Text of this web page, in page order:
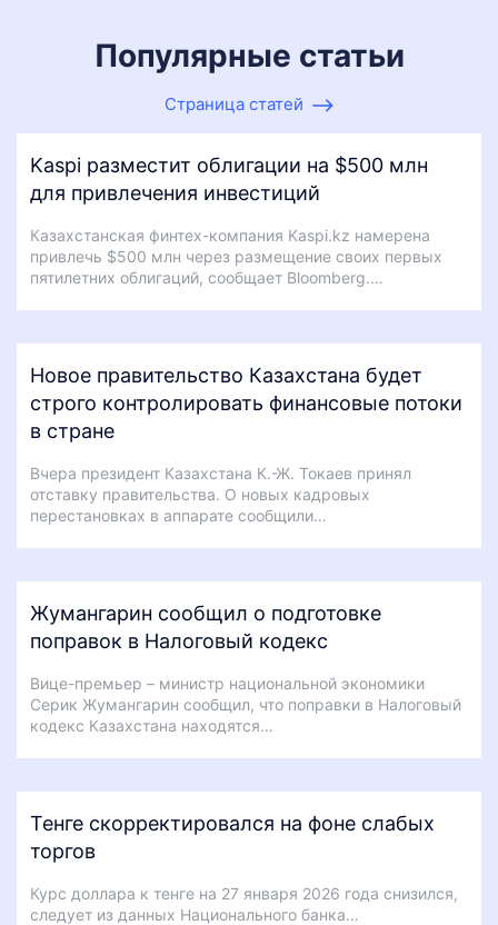
Популярные статьи
Страница статей
Kaspi разместит облигации на $500 млн
для привлечения инвестиций
Казахстанская финтех-компания Kaspi.kz намерена
привлечь $500 млн через размещение своих первых
пятилетних облигаций, сообщает Bloomberg.…
Новое правительство Казахстана будет
строго контролировать финансовые потоки
в стране
Вчера президент Казахстана К.-Ж. Токаев принял
отставку правительства. О новых кадровых
перестановках в аппарате сообщили…
Жумангарин сообщил о подготовке
поправок в Налоговый кодекс
Вице-премьер – министр национальной экономики
Серик Жумангарин сообщил, что поправки в Налоговый
кодекс Казахстана находятся…
Тенге скорректировался на фоне слабых
торгов
Курс доллара к тенге на 27 января 2026 года снизился,
следует из данных Национального банка…